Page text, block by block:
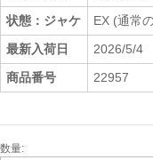
状態：ジャケ
EX (通常
最新入荷日
2026/5/4
商品番号
22957
中
数量: